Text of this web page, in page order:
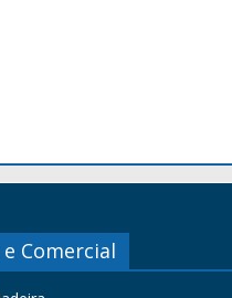
e Comercial